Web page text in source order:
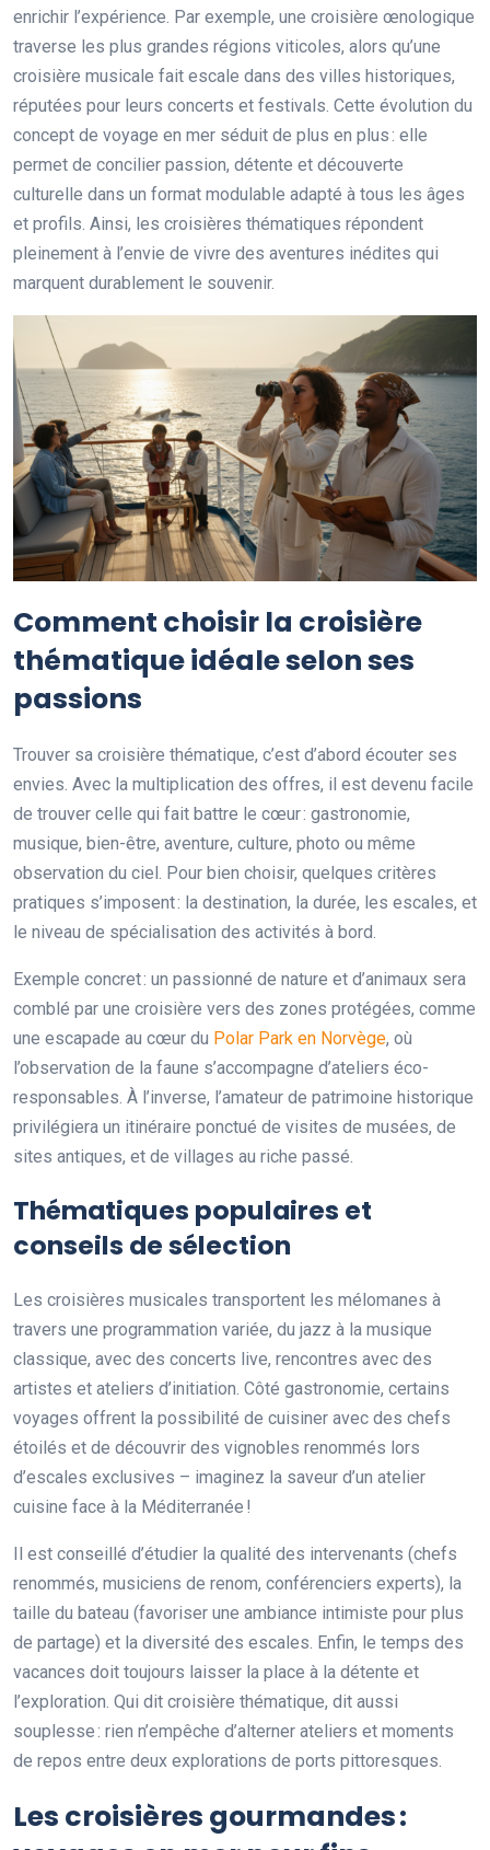
enrichir l’expérience. Par exemple, une croisière œnologique
traverse les plus grandes régions viticoles, alors qu’une
croisière musicale fait escale dans des villes historiques,
réputées pour leurs concerts et festivals. Cette évolution du
concept de voyage en mer séduit de plus en plus : elle
permet de concilier passion, détente et découverte
culturelle dans un format modulable adapté à tous les âges
et profils. Ainsi, les croisières thématiques répondent
pleinement à l’envie de vivre des aventures inédites qui
marquent durablement le souvenir.
Comment choisir la croisière
thématique idéale selon ses
passions
Trouver sa croisière thématique, c’est d’abord écouter ses
envies. Avec la multiplication des offres, il est devenu facile
de trouver celle qui fait battre le cœur : gastronomie,
musique, bien-être, aventure, culture, photo ou même
observation du ciel. Pour bien choisir, quelques critères
pratiques s’imposent : la destination, la durée, les escales, et
le niveau de spécialisation des activités à bord.
Exemple concret : un passionné de nature et d’animaux sera
comblé par une croisière vers des zones protégées, comme
une escapade au cœur du Polar Park en Norvège, où
l’observation de la faune s’accompagne d’ateliers éco-
responsables. À l’inverse, l’amateur de patrimoine historique
privilégiera un itinéraire ponctué de visites de musées, de
sites antiques, et de villages au riche passé.
Thématiques populaires et
conseils de sélection
Les croisières musicales transportent les mélomanes à
travers une programmation variée, du jazz à la musique
classique, avec des concerts live, rencontres avec des
artistes et ateliers d’initiation. Côté gastronomie, certains
voyages offrent la possibilité de cuisiner avec des chefs
étoilés et de découvrir des vignobles renommés lors
d’escales exclusives – imaginez la saveur d’un atelier
cuisine face à la Méditerranée !
Il est conseillé d’étudier la qualité des intervenants (chefs
renommés, musiciens de renom, conférenciers experts), la
taille du bateau (favoriser une ambiance intimiste pour plus
de partage) et la diversité des escales. Enfin, le temps des
vacances doit toujours laisser la place à la détente et
l’exploration. Qui dit croisière thématique, dit aussi
souplesse : rien n’empêche d’alterner ateliers et moments
de repos entre deux explorations de ports pittoresques.
Les croisières gourmandes :